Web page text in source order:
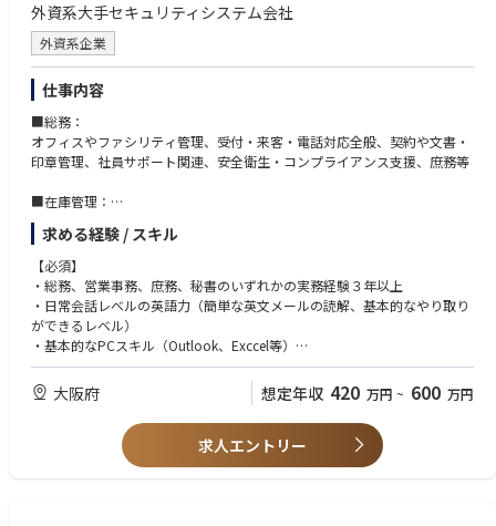
外資系大手セキュリティシステム会社
外資系企業
仕事内容
■総務：
オフィスやファシリティ管理、受付・来客・電話対応全般、契約や文書・
印章管理、社員サポート関連、安全衛生・コンプライアンス支援、庶務等
■在庫管理：
セキュリティやＡＶ機器・部材等の入出庫管理、定期棚卸、記録、差異管
理、プロジェクト用機材・予備部材の手配や出荷管理等。
関西の拠点運営とロジスティクスを支えます。
求める経験 / スキル
【必須】
・総務、営業事務、庶務、秘書のいずれかの実務経験３年以上
・日常会話レベルの英語力（簡単な英文メールの読解、基本的なやり取り
ができるレベル）
・基本的なPCスキル（Outlook、Exccel等）
【必須】
・在庫管理業務に問題なく従事可能な方
・セキュリティやAV、ITインフラ、建設設備、物流、倉庫管理業界での就
大阪府 想定年収 420 万円 ~ 600 万円
求人エントリー